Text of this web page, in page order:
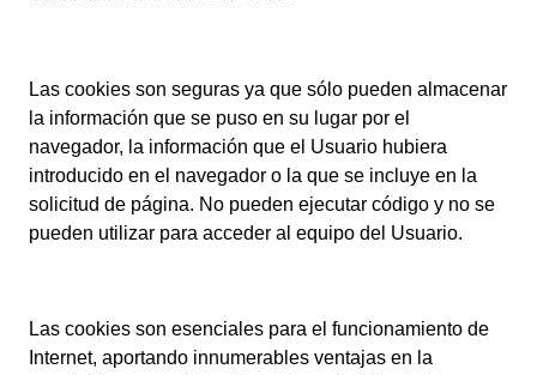
Las cookies son seguras ya que sólo pueden almacenar
la información que se puso en su lugar por el
navegador, la información que el Usuario hubiera
introducido en el navegador o la que se incluye en la
solicitud de página. No pueden ejecutar código y no se
pueden utilizar para acceder al equipo del Usuario.
Las cookies son esenciales para el funcionamiento de
Internet, aportando innumerables ventajas en la